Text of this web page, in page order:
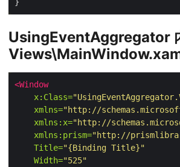
UsingEventAggregator
<Window
x:Class=
xmlns="http://
xmlns:x="http://
xmlns:prism="http://
Title="{Binding Title}"
Width="525"